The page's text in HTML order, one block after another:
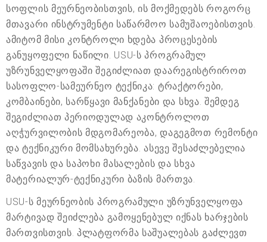
სოფლის მეურნეობისთვის, ის მოქმედებს როგორც
მთავარი ინსტრუმენტი საწარმოო სამუშაოებისთვის.
ამიტომ მისი კონტროლი ხდება პროცესების
განუყოფელი ნაწილი. USU-ს პროგრამულ
უზრუნველყოფაში შეგიძლიათ დაარეგისტრიროთ
სასოფლო-სამეურნეო ტექნიკა: ტრაქტორები,
კომბაინები, სარწყავი მანქანები და სხვა. შემდეგ
შეგიძლიათ პერიოდულად აკონტროლოთ
აღჭურვილობის მდგომარეობა, დაგეგმოთ რემონტი
და ტექნიკური მომსახურება. ასევე შესაძლებელია
საწვავის და საპოხი მასალების და სხვა
მატერიალურ-ტექნიკური ბაზის მართვა.
USU-ს მეურნეობის პროგრამული უზრუნველყოფა
მარტივად შეიძლება გამოყენებულ იქნას ხარჯების
მართვისთვის. პლატფორმა საშუალებას გაძლევთ